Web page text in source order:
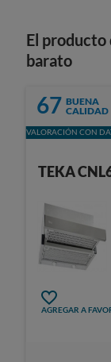
El producto
barato
67 BUENA
CALIDAD
VALORACIÓN CON
TEKA
AGREGAR A